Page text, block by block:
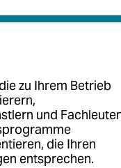
zu Ihrem Betrieb
und
die Ihren
entsprechen.